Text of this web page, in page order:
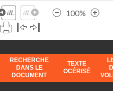
100%
RECHERCHE
DANS LE
DOCUMENT
TEXTE
OCÉRISÉ